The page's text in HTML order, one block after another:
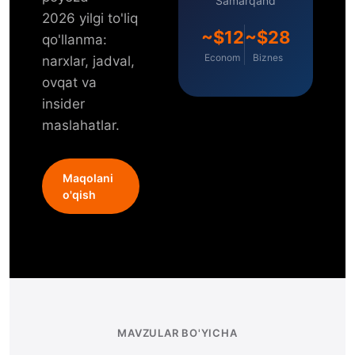
2026 yilgi to'liq
qo'llanma:
narxlar, jadval,
ovqat va
insider
maslahatlar.
Maqolani
o'qish
~$12
Econom
~$28
Biznes
MAVZULAR BO'YICHA